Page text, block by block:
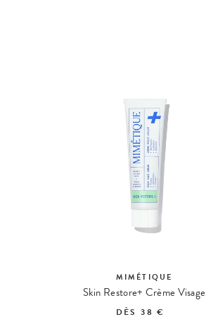
MIMÉTIQUE
Skin Restore+ Crème Visage
DÈS38 €